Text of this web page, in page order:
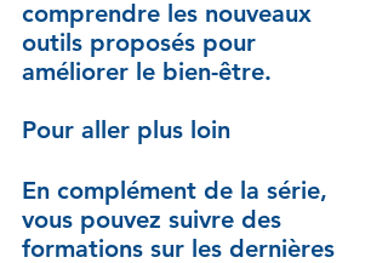
comprendre les nouveaux
outils proposés pour
améliorer le bien-être.
Pour aller plus loin
En complément de la série,
vous pouvez suivre des
formations sur les dernières